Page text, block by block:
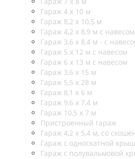
Гараж 4 х 10 м
Гараж 8,2 х 10,5 м
Гараж 4,2 х 8,9 м с навесом
Гараж 3,6 х 8,4 м - с
Гараж 5 х 12 м с навесом
Гараж 6 х 13 м с навесом
Гараж 3,6 х 15 м
Гараж 5,5 х 28 м
Гараж 8,1 х 6 м
Гараж 9,6 х 7,4 м
Гараж 10,5 х 7 м
Пристроенный гараж
Гараж 4,2 х 5,4 м, со
Гараж с односкатной
Гараж с полувальмовой